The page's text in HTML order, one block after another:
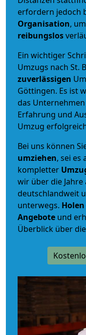
erfordern jedoch
Organisation,
reibungslos
Ein wichtiger
Umzugs nach St.
zuverlässigen
Göttingen. Es ist
das
Erfahrung und
Umzug
Bei uns können
umziehen, sei es
kompletter
wir über die
deutschlandweit
unterwegs.
Angebote und
Überblick über